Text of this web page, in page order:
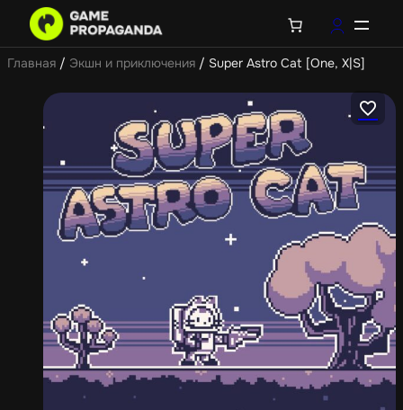
Главная / Экшн и приключения / Super Astro Cat [One, X|S]